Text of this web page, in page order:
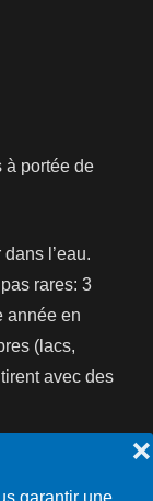
❌
à portée de
l’eau.
rares: 3
année en
(lacs,
avec des